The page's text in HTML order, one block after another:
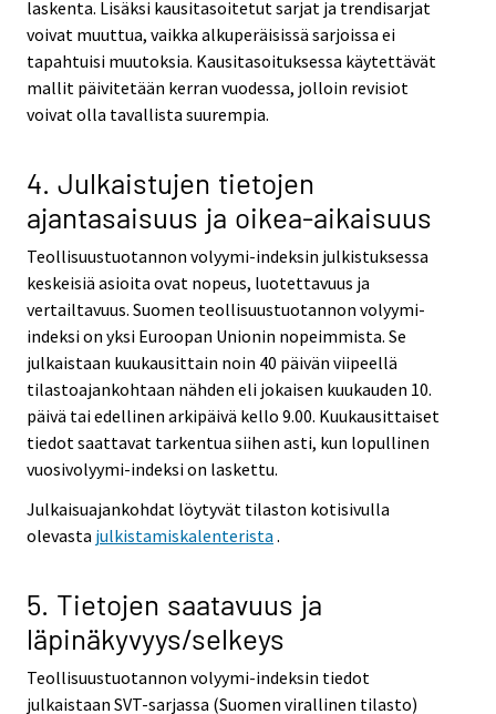
laskenta. Lisäksi kausitasoitetut sarjat ja trendisarjat
voivat muuttua, vaikka alkuperäisissä sarjoissa ei
tapahtuisi muutoksia. Kausitasoituksessa käytettävät
mallit päivitetään kerran vuodessa, jolloin revisiot
voivat olla tavallista suurempia.
4. Julkaistujen tietojen
ajantasaisuus ja oikea-aikaisuus
Teollisuustuotannon volyymi-indeksin julkistuksessa
keskeisiä asioita ovat nopeus, luotettavuus ja
vertailtavuus. Suomen teollisuustuotannon volyymi-
indeksi on yksi Euroopan Unionin nopeimmista. Se
julkaistaan kuukausittain noin 40 päivän viipeellä
tilastoajankohtaan nähden eli jokaisen kuukauden 10.
päivä tai edellinen arkipäivä kello 9.00. Kuukausittaiset
tiedot saattavat tarkentua siihen asti, kun lopullinen
vuosivolyymi-indeksi on laskettu.
Julkaisuajankohdat löytyvät tilaston kotisivulla
olevasta julkistamiskalenterista .
5. Tietojen saatavuus ja
läpinäkyvyys/selkeys
Teollisuustuotannon volyymi-indeksin tiedot
julkaistaan SVT-sarjassa (Suomen virallinen tilasto)